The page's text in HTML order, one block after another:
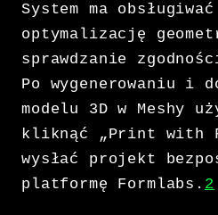
System ma
optymalizację
sprawdzanie
Po wygenerowaniu i
modelu 3D w Meshy
kliknąć „Print with
wysłać projekt
platformę Formlabs. 2